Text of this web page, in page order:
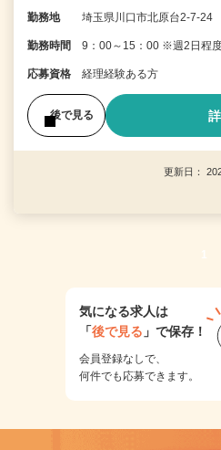
勤務地 埼玉県川口市北原台2-7-24
勤務時間 9：00～15：00 ※週2日程
応募資格 経理経験ある方
後で見る
更新日：
1
気になる求人は
「後で見る 」で保存！
会員登録なしで、
何件でも応募できます。